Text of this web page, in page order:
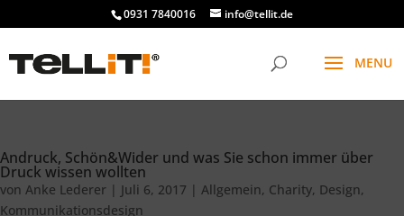
0931 7840016 info@tellit.de
Andruck, Schön&Wider und was Sie schon immer über
Druck wissen wollten
von Anke Lederer | Juli 6, 2017 | Allgemein, Charity, Design,
Kommunikationsdesign